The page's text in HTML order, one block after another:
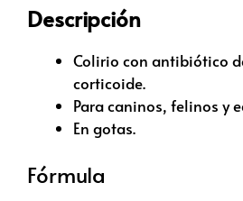
Descripción
Colirio con antibiótico
corticoide.
Para caninos, felinos y
En gotas.
Fórmula